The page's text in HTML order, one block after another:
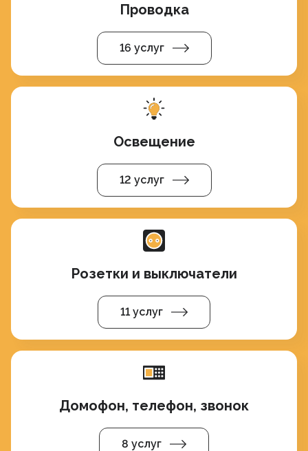
Проводка
16 услуг
Освещение
12 услуг
Розетки и выключатели
11 услуг
Домофон, телефон, звонок
8 услуг